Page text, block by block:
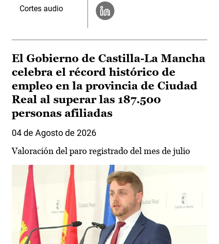
Cortes audio
El Gobierno de Castilla-La Mancha
celebra el récord histórico de
empleo en la provincia de Ciudad
Real al superar las 187.500
personas afiliadas
04 de Agosto de 2026
Valoración del paro registrado del mes de julio